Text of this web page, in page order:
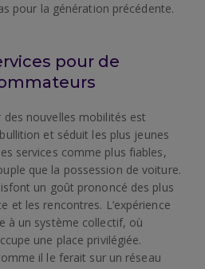
pour la génération précédente.
pour de
nouvelles mobilités est
et séduit les plus jeunes
services comme plus fiables,
que la possession de voiture.
un goût prononcé des plus
et les rencontres. L’expérience
à un système collectif, où
une place privilégiée.
il le ferait sur un réseau